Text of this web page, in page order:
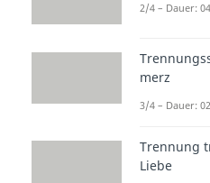
Struktur
Wenn du
verfasst,
2/4 – Dauer:
merz
3/4 – Dauer:
Trennung
Liebe